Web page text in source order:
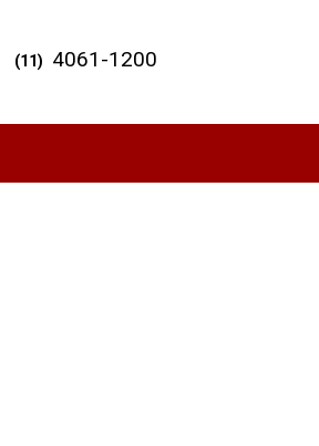
(11) 4061-1200